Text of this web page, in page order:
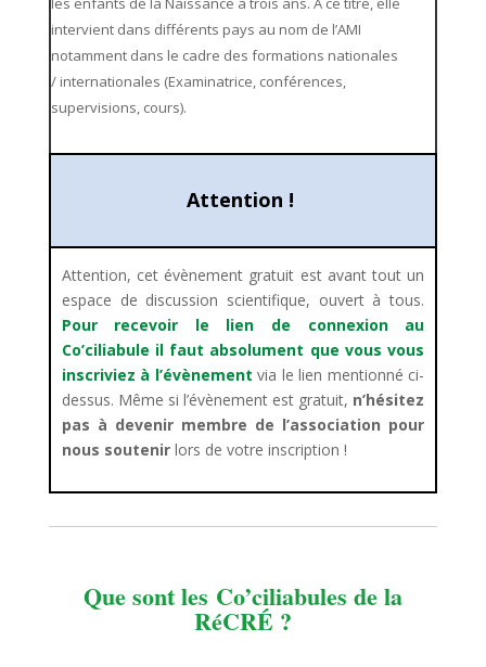
intervient dans différents pays au nom de l’AMI
notamment dans le cadre des formations nationales
/ internationales (Examinatrice, conférences,
supervisions, cours).
Attention !
Attention, cet évènement gratuit est avant tout un
espace de discussion scientifique, ouvert à tous.
Pour recevoir le lien de connexion au
Co’ciliabule il faut absolument que vous vous
inscriviez à l’évènement via le lien mentionné ci-
dessus. Même si l’évènement est gratuit, n’hésitez
pas à devenir membre de l’association pour
nous soutenirlors de votre inscription !
Que sont les Co’ciliabules de la
RéCRÉ ?